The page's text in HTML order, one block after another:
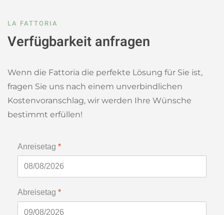
LA FATTORIA
Verfügbarkeit anfragen
Wenn die Fattoria die perfekte Lösung für Sie ist,
fragen Sie uns nach einem unverbindlichen
Kostenvoranschlag, wir werden Ihre Wünsche
bestimmt erfüllen!
Anreisetag *
Abreisetag *